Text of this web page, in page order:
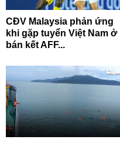
CĐV Malaysia phản ứng
khi gặp tuyển Việt Nam ở
bán kết AFF...